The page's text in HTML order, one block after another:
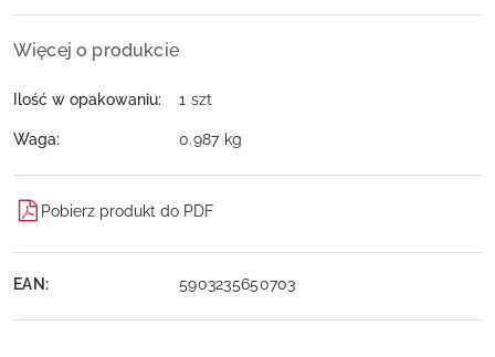
Więcej o produkcie
Ilość w opakowaniu: 1 szt
Waga: 0.987 kg
Pobierz produkt do PDF
EAN: 5903235650703